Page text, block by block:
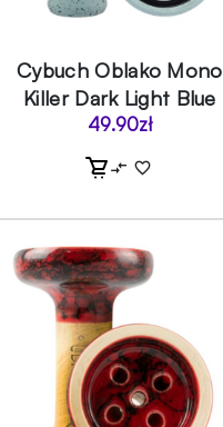
Cybuch Oblako Mono
Killer Dark Light Blue
49.90zł